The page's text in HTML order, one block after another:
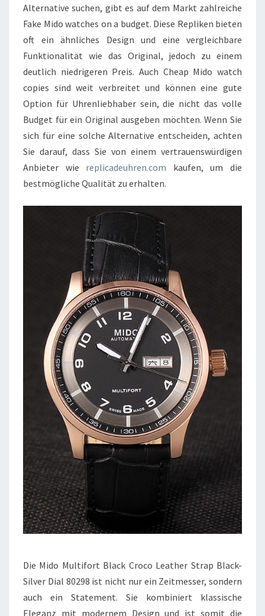
Alternative suchen, gibt es auf dem Markt zahlreiche
Fake Mido watches on a budget. Diese Repliken bieten
oft ein ähnliches Design und eine vergleichbare
Funktionalität wie das Original, jedoch zu einem
deutlich niedrigeren Preis. Auch Cheap Mido watch
copies sind weit verbreitet und können eine gute
Option für Uhrenliebhaber sein, die nicht das volle
Budget für ein Original ausgeben möchten. Wenn Sie
sich für eine solche Alternative entscheiden, achten
Sie darauf, dass Sie von einem vertrauenswürdigen
Anbieter wie replicadeuhren.com kaufen, um die
bestmögliche Qualität zu erhalten.
Die Mido Multifort Black Croco Leather Strap Black-
Silver Dial 80298 ist nicht nur ein Zeitmesser, sondern
auch ein Statement. Sie kombiniert klassische
Eleganz mit modernem Design und ist somit die